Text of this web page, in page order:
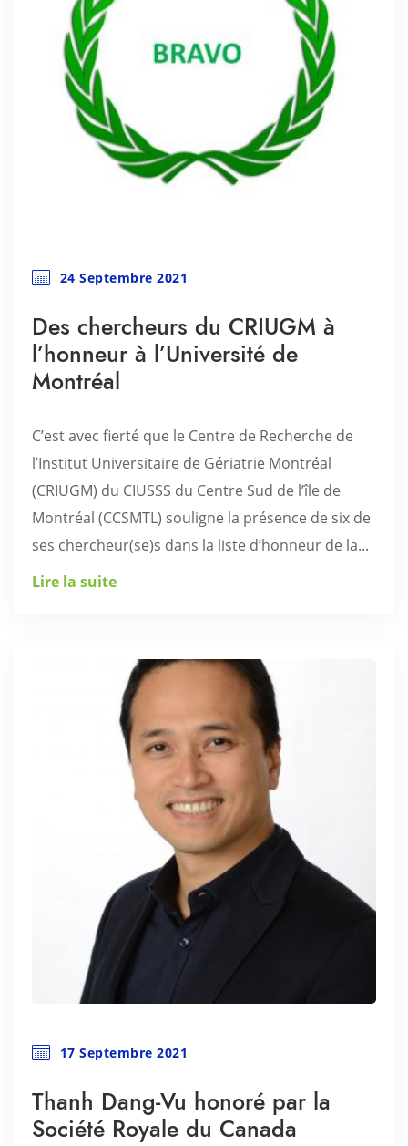
24 Septembre 2021
Des chercheurs du CRIUGM à
l’honneur à l’Université de
Montréal
C’est avec fierté que le Centre de Recherche de
l’Institut Universitaire de Gériatrie Montréal
(CRIUGM) du CIUSSS du Centre Sud de l’île de
Montréal (CCSMTL) souligne la présence de six de
ses chercheur(se)s dans la liste d’honneur de la...
Lire la suite
17 Septembre 2021
Thanh Dang-Vu honoré par la
Société Royale du Canada